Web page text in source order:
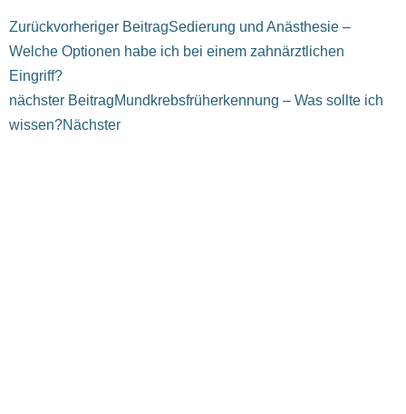
Zurückvorheriger BeitragSedierung und Anästhesie –
Welche Optionen habe ich bei einem zahnärztlichen
Eingriff?
nächster BeitragMundkrebsfrüherkennung – Was sollte ich
wissen?Nächster